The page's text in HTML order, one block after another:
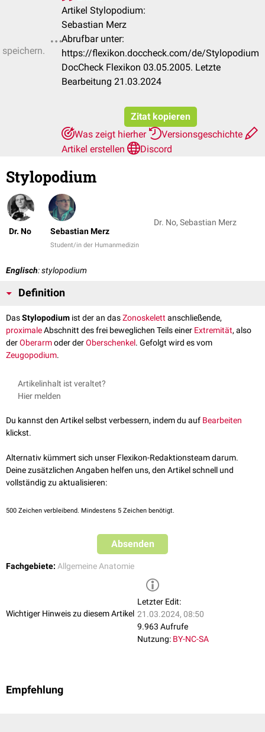
Artikel Stylopodium:
Sebastian Merz
Abrufbar unter:
https://flexikon.doccheck.com/de/Stylopodium
DocCheck Flexikon 03.05.2005. Letzte
Bearbeitung 21.03.2024
Zitat kopieren
Was zeigt hierher
Versionsgeschichte
Artikel erstellen
Discord
Stylopodium
Dr. No Sebastian Merz
Student/in der Humanmedizin
Dr. No, Sebastian Merz
Englisch: stylopodium
Definition
DasStylopodium ist der an dasZonoskelettanschließende,
proximaleAbschnitt des frei beweglichen Teils einer Extremität, also
derOberarmoder derOberschenkel. Gefolgt wird es vom
Zeugopodium.
Artikelinhalt ist veraltet?
Hier melden
Du kannst den Artikel selbst verbessern, indem du auf Bearbeiten
klickst.
Alternativ kümmert sich unser Flexikon-Redaktionsteam darum.
Deine zusätzlichen Angaben helfen uns, den Artikel schnell und
vollständig zu aktualisieren:
500 Zeichen verbleibend. Mindestens 5 Zeichen benötigt.
Absenden
Fachgebiete: Allgemeine Anatomie
Wichtiger Hinweis zu diesem Artikel
Letzter Edit:
21.03.2024, 08:50
9.963 Aufrufe
Nutzung: BY-NC-SA
Empfehlung